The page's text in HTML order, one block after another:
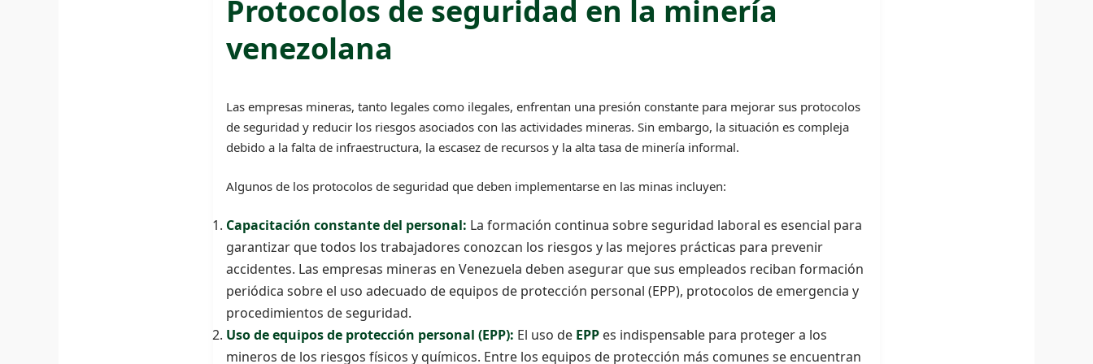
Protocolos de seguridad en la minería
venezolana
Las empresas mineras, tanto legales como ilegales, enfrentan una presión constante para mejorar sus protocolos
de seguridad y reducir los riesgos asociados con las actividades mineras. Sin embargo, la situación es compleja
debido a la falta de infraestructura, la escasez de recursos y la alta tasa de minería informal.
Algunos de los protocolos de seguridad que deben implementarse en las minas incluyen:
Capacitación constante del personal: La formación continua sobre seguridad laboral es esencial para
garantizar que todos los trabajadores conozcan los riesgos y las mejores prácticas para prevenir
accidentes. Las empresas mineras en Venezuela deben asegurar que sus empleados reciban formación
periódica sobre el uso adecuado de equipos de protección personal (EPP), protocolos de emergencia y
procedimientos de seguridad.
Uso de equipos de protección personal (EPP): El uso de EPP es indispensable para proteger a los
mineros de los riesgos físicos y químicos. Entre los equipos de protección más comunes se encuentran